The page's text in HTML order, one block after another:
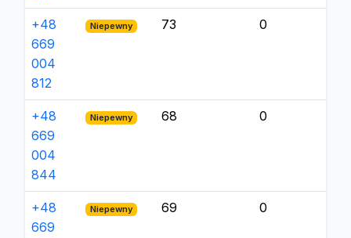
+48
669
004
812
Niepewny 73 0
+48
669
004
844
Niepewny 68 0
+48
669
Niepewny 69 0